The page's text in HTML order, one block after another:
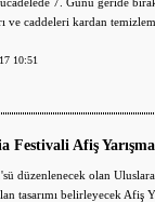
ve caddeleri kardan
10:51
Festivali Afiş
düzenlenecek olan
tasarımı belirleyecek Afiş